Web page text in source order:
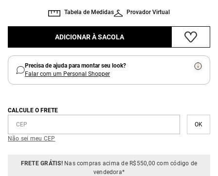
Provador Virtual
Tabela de Medidas
ADICIONAR À SACOLA
Precisa de ajuda para montar seu look?
Falar com um Personal Shopper
CALCULE O FRETE
Não sei meu CEP
FRETE GRÁTIS!Nas compras acima de R$550,00 com código de
vendedora*